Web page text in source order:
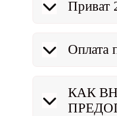
Приват
Оплата
КАК